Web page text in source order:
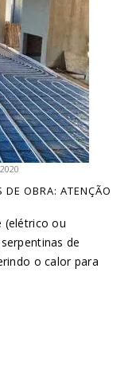
OBRA: ATENÇÃO
(elétrico ou
de
o calor para